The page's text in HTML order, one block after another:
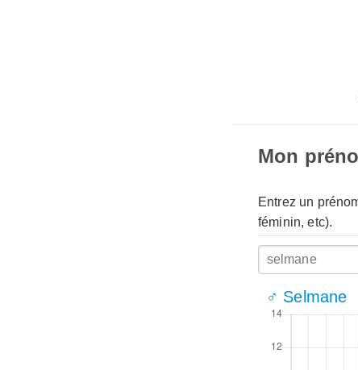
Mon
Entrez un
féminin, etc).
♂ Selmane